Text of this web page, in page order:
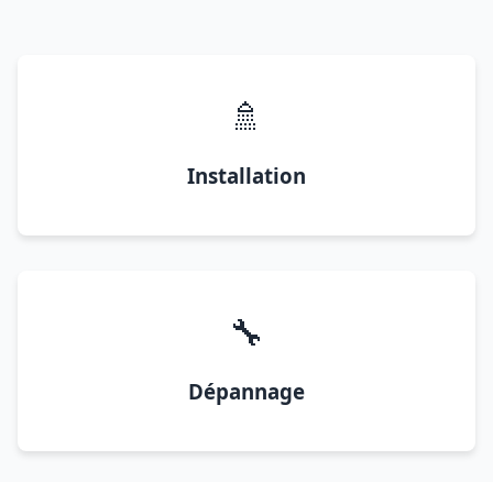
🚿
Installation
🔧
Dépannage